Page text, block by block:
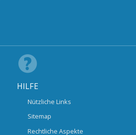
HILFE
Nützliche Links
Sitemap
Rechtliche Aspekte